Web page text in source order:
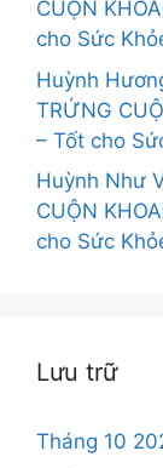
CUỘN
cho Sức
Huỳnh
TRỨNG
– Tốt cho
Huỳnh Như
CUỘN
cho Sức
Lưu trữ
Tháng 10